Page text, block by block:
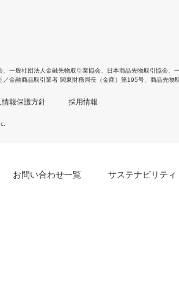
一般社団法人金融先物取引業協会 日本商品先物取引協会
／金融商品取引業者 関東財務局長（金商）第195号、商品先物
情報保護方針 採用情報
お問い合わせ一覧 サステナビリティ